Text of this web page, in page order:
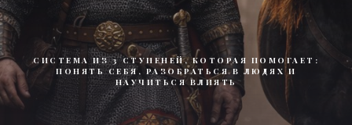
СИСТЕМА ИЗ 3 СТУПЕНЕЙ, КОТОРАЯ ПОМОГАЕТ:
ПОНЯТЬ СЕБЯ, РАЗОБРАТЬСЯ В ЛЮДЯХ И
НАУЧИТЬСЯ ВЛИЯТЬ